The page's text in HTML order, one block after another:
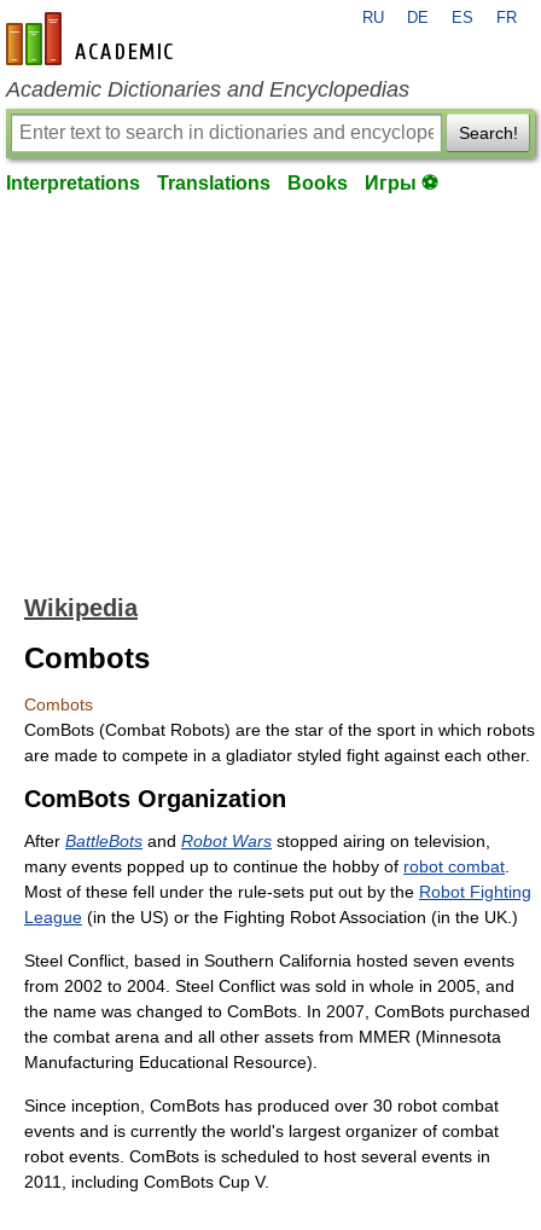
en-academic.com
RU DE ES FR
Academic Dictionaries and Encyclopedias
Search!
Interpretations Translations Books Игры ⚽
Wikipedia
Combots
Combots
ComBots (Combat Robots) are the star of the sport in which robots
are made to compete in a gladiator styled fight against each other.
ComBots Organization
After BattleBots and Robot Wars stopped airing on television,
many events popped up to continue the hobby of robot combat
Most of these fell under the rule-sets put out by the Robot Fighting
League (in the US) or the Fighting Robot Association (in the UK.)
Steel Conflict, based in Southern California hosted seven events
from 2002 to 2004. Steel Conflict was sold in whole in 2005, and
the name was changed to ComBots. In 2007, ComBots purchased
the combat arena and all other assets from MMER (Minnesota
Manufacturing Educational Resource).
Since inception, ComBots has produced over 30 robot combat
events and is currently the world's largest organizer of combat
robot events. ComBots is scheduled to host several events in
2011, including ComBots Cup V.